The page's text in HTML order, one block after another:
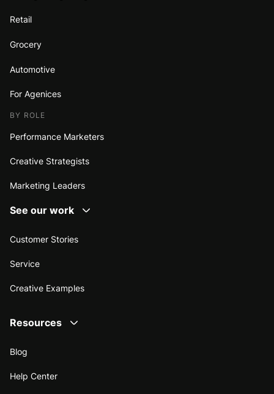
Retail
Grocery
Automotive
For Agenices
BY ROLE
Performance Marketers
Creative Strategists
Marketing Leaders
See our work
Customer Stories
Service
Creative Examples
Resources
Blog
Help Center